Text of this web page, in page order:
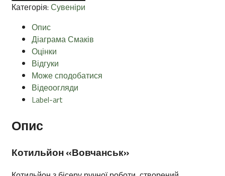
Категорія: Сувеніри
Опис
Діаграма Смаків
Оцінки
Відгуки
Може сподобатися
Відеоогляди
Label-art
Опис
Котильйон «Вовчанськ»